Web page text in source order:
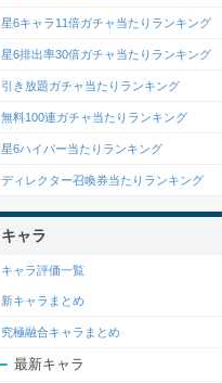
星6キャラ11倍ガチャ当たりランキング
星6排出率30倍ガチャ当たりランキング
引き放題ガチャ当たりランキング
無料100連ガチャ当たりランキング
星6ハイパー当たりランキング
ディレクター召喚券当たりランキング
キャラ
キャラ評価一覧
新キャラまとめ
究極融合キャラまとめ
最新キャラ